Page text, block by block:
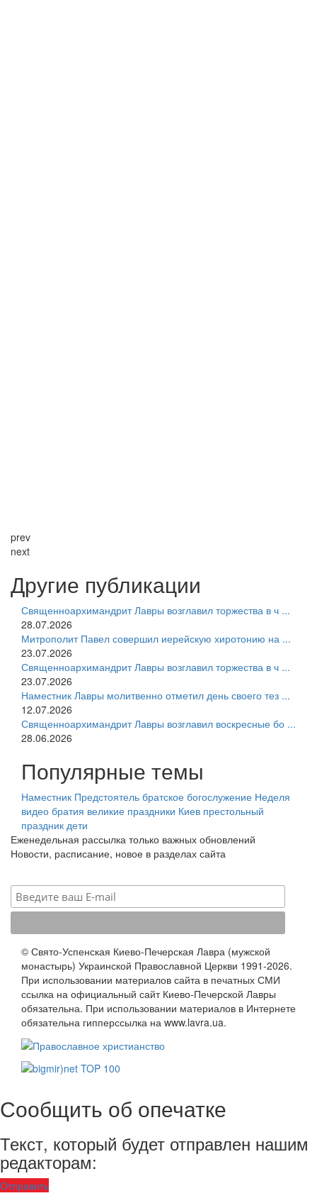
prev
next
Другие публикации
Священноархимандрит Лавры возглавил торжества в ч ...
28.07.2026
Митрополит Павел совершил иерейскую хиротонию на ...
23.07.2026
Священноархимандрит Лавры возглавил торжества в ч ...
23.07.2026
Наместник Лавры молитвенно отметил день своего тез ...
12.07.2026
Священноархимандрит Лавры возглавил воскресные бо ...
28.06.2026
Популярные темы
Наместник Предстоятель братское богослужение Неделя
видео братия великие праздники Киев престольный
праздник дети
Еженедельная рассылка только важных обновлений
Новости, расписание, новое в разделах сайта
© Свято-Успенская Киево-Печерская Лавра (мужской
монастырь) Украинской Православной Церкви 1991-2026.
При использовании материалов сайта в печатных СМИ
ссылка на официальный сайт Киево-Печерской Лавры
обязательна. При использовании материалов в Интернете
обязательна гипперссылка на www.lavra.ua.
Сообщить об опечатке
Текст, который будет отправлен нашим
редакторам:
Отправить